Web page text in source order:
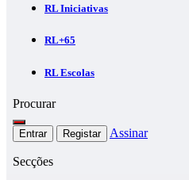
RL Iniciativas
RL+65
RL Escolas
Procurar
Entrar Registar Assinar
Secções